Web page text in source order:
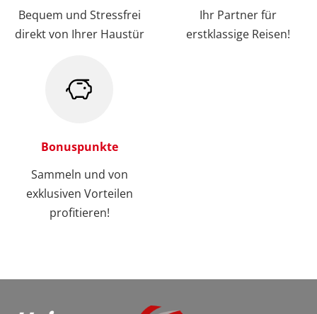
Bequem und Stressfrei
direkt von Ihrer Haustür
Ihr Partner für
erstklassige Reisen!
Bonuspunkte
Sammeln und von
exklusiven Vorteilen
profitieren!